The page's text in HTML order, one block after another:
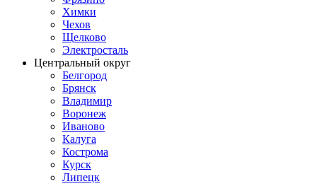
Химки
Чехов
Щелково
Электросталь
Центральный округ
Белгород
Брянск
Владимир
Воронеж
Иваново
Калуга
Кострома
Курск
Липецк